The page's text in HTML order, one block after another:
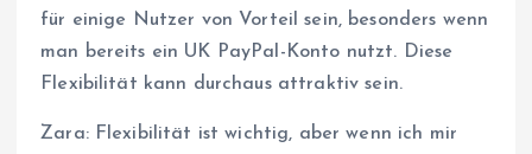
für einige Nutzer von Vorteil sein, besonders wenn
man bereits ein UK PayPal-Konto nutzt. Diese
Flexibilität kann durchaus attraktiv sein.
Zara: Flexibilität ist wichtig, aber wenn ich mir